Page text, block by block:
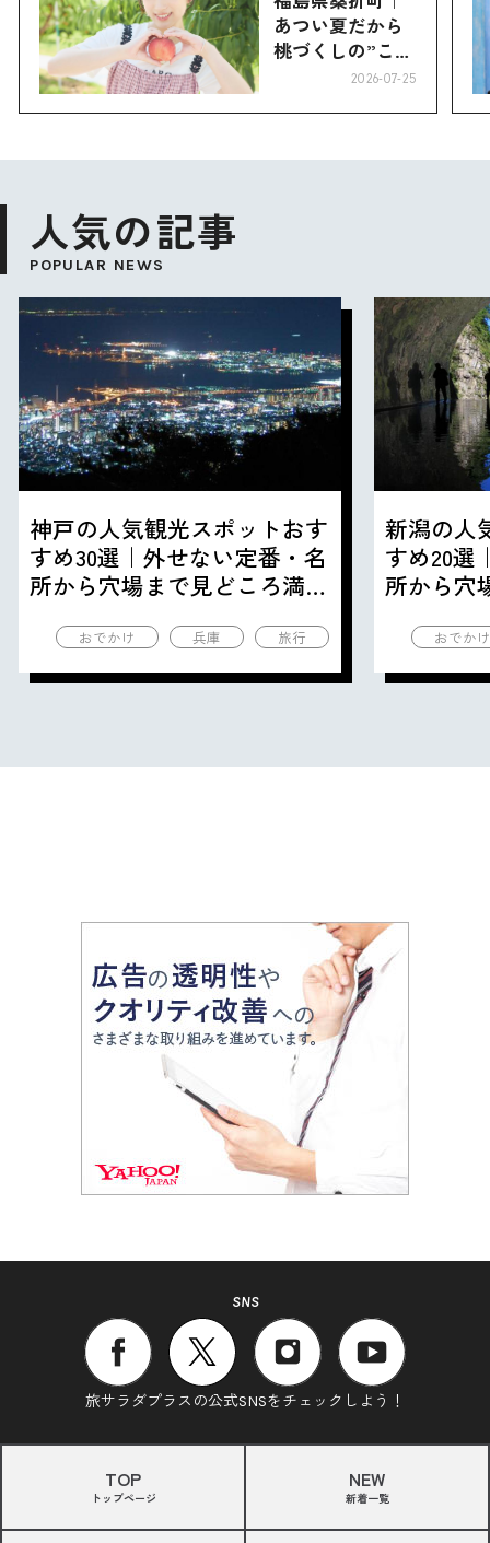
あつい夏だから
桃づくしの”こお
2026-07-25
人気の記事
POPULAR NEWS
神戸の人気観光スポットおす
すめ30選｜外せない定番・名
所から穴場まで見どころ満載
おでかけ 兵庫 旅行
新潟の人
すめ20選
所から穴
おでか
SNS
旅サラダプラスの公式SNSをチェックしよう！
TOP
トップページ
NEW
新着一覧